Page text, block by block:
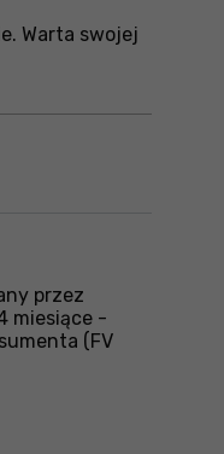
Warta swojej
przez
miesiące -
(FV